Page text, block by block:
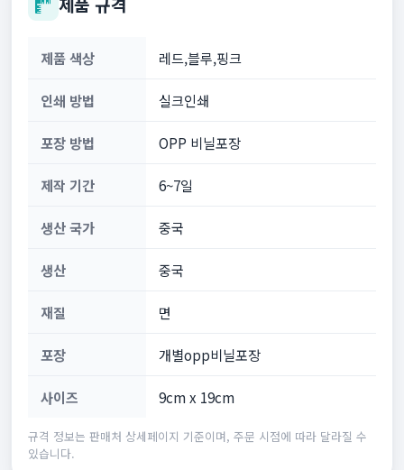
제품 색상 레드,블루,핑크
인쇄 방법 실크인쇄
포장 방법 OPP 비닐포장
제작 기간 6~7일
생산 국가 중국
생산 중국
재질 면
포장 개별opp비닐포장
사이즈 9cm x 19cm
규격 정보는 판매처 상세페이지 기준이며, 주문 시점에 따라 달라질 수
있습니다.